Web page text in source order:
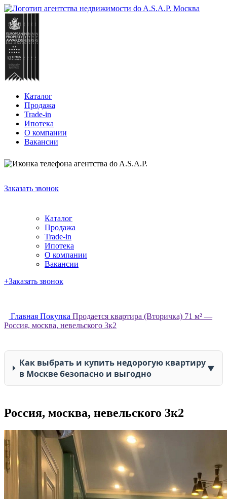
Каталог
Продажа
Trade-in
Ипотека
О компании
Вакансии
Заказать звонок
Каталог
Продажа
Trade-in
Ипотека
О компании
Вакансии
+Заказать звонок
Главная Покупка Продается квартира (Вторичка) 71 м² —
Россия, москва, невельского 3к2
Как выбрать и купить недорогую квартиру
в Москве безопасно и выгодно
▼
Россия, москва, невельского 3к2